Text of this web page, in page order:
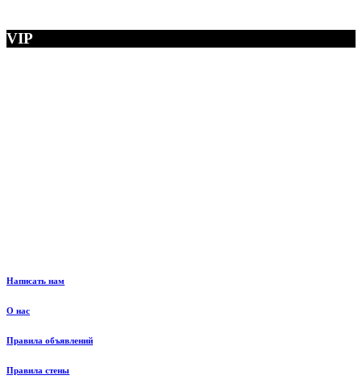
VIP
Написать нам
О нас
Правила объявлений
Правила стены